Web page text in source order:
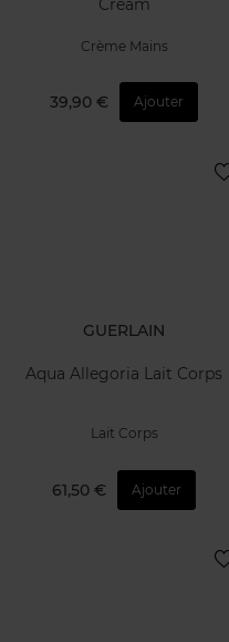
Crème Mains
39,90 € Ajouter
GUERLAIN
Aqua Allegoria Lait Corps
Lait Corps
61,50 € Ajouter